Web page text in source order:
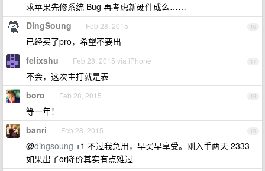
求苹果先修系统 Bug 再考虑新硬件成么……
16
DingSoung Feb 28, 2015
已经买了pro，希望不要出
17
felixshu Feb 28, 2015 via iPhone
不会，这次主打就是表
18
boro Feb 28, 2015
等一年！
19
banri Feb 28, 2015
@dingsoung +1 不过我急用，早买早享受。刚入手两天 2333
如果出了or降价其实有点难过 - -